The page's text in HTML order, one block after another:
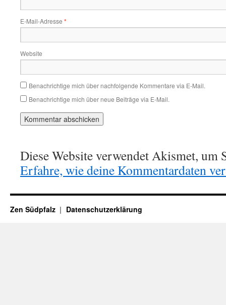
E-Mail-Adresse *
Website
Benachrichtige mich über nachfolgende Kommentare via E-Mail.
Benachrichtige mich über neue Beiträge via E-Mail.
Diese Website verwendet Akismet, um
Erfahre, wie deine Kommentardaten
Zen Südpfalz Datenschutzerklärung